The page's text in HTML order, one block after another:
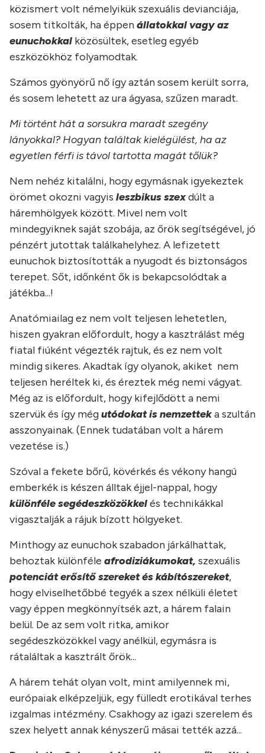
közismert volt némelyikük szexuális devianciája,
sosem titkolták, ha éppenállatokkal vagy az
eunuchokkal közösültek, esetleg egyéb
eszközökhöz folyamodtak.
Számos gyönyörű nő így aztán sosem került sorra,
és sosem lehetett az ura ágyasa, szűzen maradt.
Mi történt hát a sorsukra maradt szegény
lányokkal? Hogyan találtak kielégülést, ha az
egyetlen férfi is távol tartotta magát tőlük?
Nem nehéz kitalálni, hogy egymásnak igyekeztek
örömet okozni vagyis leszbikus szexdúlt a
háremhölgyek között. Mivel nem volt
mindegyiknek saját szobája, az őrök segítségével, jó
pénzért jutottak találkahelyhez. A lefizetett
eunuchok biztosították a nyugodt és biztonságos
terepet. Sőt, időnként ők is bekapcsolódtak a
játékba...!
Anatómiailag ez nem volt teljesen lehetetlen,
hiszen gyakran előfordult, hogy a kasztrálást még
fiatal fiúként végezték rajtuk, és ez nem volt
mindig sikeres. Akadtak így olyanok, akiket nem
teljesen heréltek ki, és éreztek még nemi vágyat.
Még az is előfordult, hogy kifejlődött a nemi
szervük és így mégutódokat is nemzetteka szultán
asszonyainak. (Ennek tudatában volt a hárem
vezetése is.)
Szóval a fekete bőrű, kövérkés és vékony hangú
emberkék is készen álltak éjjel-nappal, hogy
különféle segédeszközökkelés technikákkal
vigasztalják a rájuk bízott hölgyeket.
Minthogy az eunuchok szabadon járkálhattak,
behoztak különféle afrodiziákumokat, szexuális
potenciát erősítő szereket és kábítószereket,
hogy elviselhetőbbé tegyék a szex nélküli életet
vagy éppen megkönnyítsék azt, a hárem falain
belül. De az sem volt ritka, amikor
segédeszközökkel vagy anélkül, egymásra is
rátaláltak a kasztrált őrök...
A hárem tehát olyan volt, mint amilyennek mi,
európaiak elképzeljük, egy fülledt erotikával terhes
izgalmas intézmény. Csakhogy az igazi szerelem és
szex helyett annak kényszerű másai tették azzá...